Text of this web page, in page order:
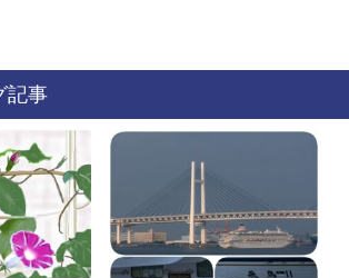
記事